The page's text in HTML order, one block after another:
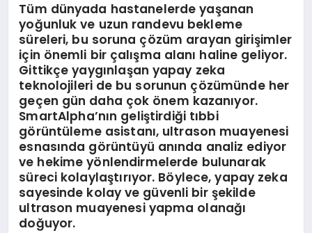
Tüm dünyada hastanelerde yaşanan
yoğunluk ve uzun randevu bekleme
süreleri, bu soruna çözüm arayan girişimler
için önemli bir çalışma alanı haline geliyor.
Gittikçe yaygınlaşan yapay zeka
teknolojileri de bu sorunun çözümünde her
geçen gün daha çok önem kazanıyor.
SmartAlpha’nın geliştirdiği tıbbi
görüntüleme asistanı, ultrason muayenesi
esnasında görüntüyü anında analiz ediyor
ve hekime yönlendirmelerde bulunarak
süreci kolaylaştırıyor. Böylece, yapay zeka
sayesinde kolay ve güvenli bir şekilde
ultrason muayenesi yapma olanağı
doğuyor.